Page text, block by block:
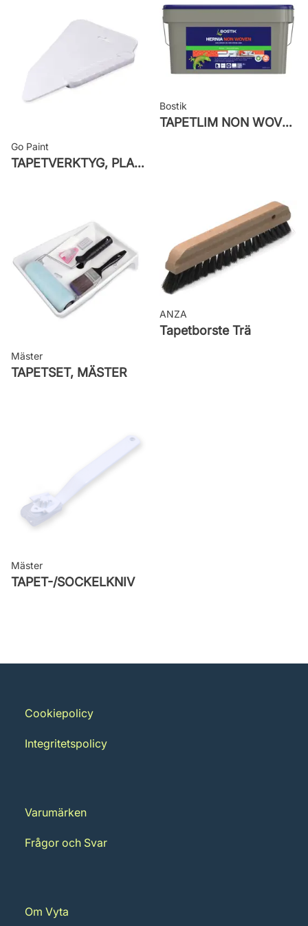
väggen
Leverantörens artikelnummer:
Go Paint
TAPETVERKTYG, PLAST GO PAINT
Bostik
TAPETLIM NON WOVEN
Mäster
TAPETSET, MÄSTER
ANZA
Tapetborste Trä
Mäster
TAPET-/SOCKELKNIV
Cookiepolicy
Integritetspolicy
Varumärken
Frågor och Svar
Om Vyta